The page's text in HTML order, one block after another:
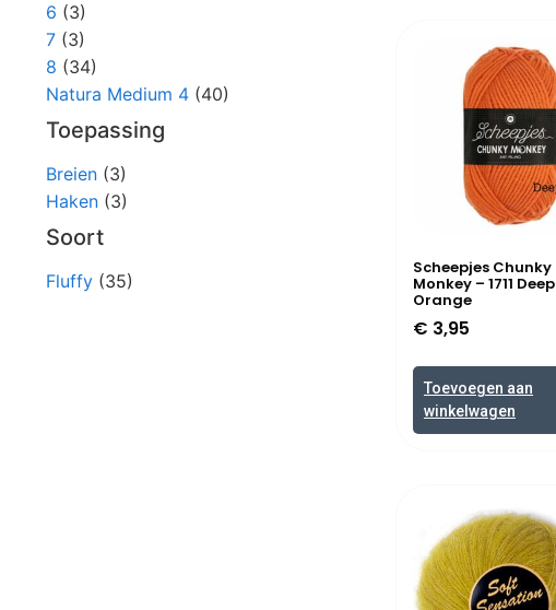
6 (3)
7 (3)
8 (34)
Natura Medium 4 (40)
Toepassing
Breien (3)
Haken (3)
Soort
Fluffy (35)
Scheepjes Chunky
Monkey – 1711 Deep
Orange
€ 3,95
Toevoegen aan
winkelwagen